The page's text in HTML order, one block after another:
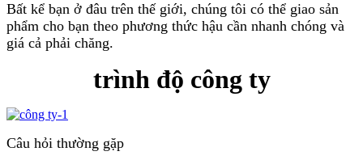
Bất kể bạn ở đâu trên thế giới, chúng tôi có thể giao sản
phẩm cho bạn theo phương thức hậu cần nhanh chóng và
giá cả phải chăng.
trình độ công ty
Câu hỏi thường gặp